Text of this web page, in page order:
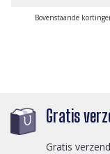
Bovenstaande
Gratis
Gratis